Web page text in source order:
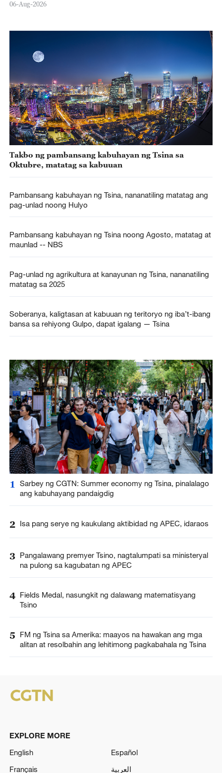
06-Aug-2026
Takbo ng pambansang kabuhayan ng Tsina sa
Oktubre, matatag sa kabuuan
Pambansang kabuhayan ng Tsina, nananatiling matatag ang
pag-unlad noong Hulyo
Pambansang kabuhayan ng Tsina noong Agosto, matatag at
maunlad -- NBS
Pag-unlad ng agrikultura at kanayunan ng Tsina, nananatiling
matatag sa 2025
Soberanya, kaligtasan at kabuuan ng teritoryo ng iba’t-ibang
bansa sa rehiyong Gulpo, dapat igalang — Tsina
1
Sarbey ng CGTN: Summer economy ng Tsina, pinalalago
ang kabuhayang pandaigdig
2 Isa pang serye ng kaukulang aktibidad ng APEC, idaraos
3 Pangalawang premyer Tsino, nagtalumpati sa ministeryal
na pulong sa kagubatan ng APEC
4 Fields Medal, nasungkit ng dalawang matematisyang
Tsino
5
FM ng Tsina sa Amerika: maayos na hawakan ang mga
alitan at resolbahin ang lehitimong pagkabahala ng Tsina
EXPLORE MORE
English
Español
Français
العربية